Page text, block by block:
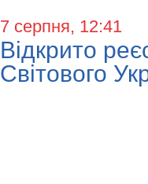
7 серпня, 12:41
Відкрито
Світового